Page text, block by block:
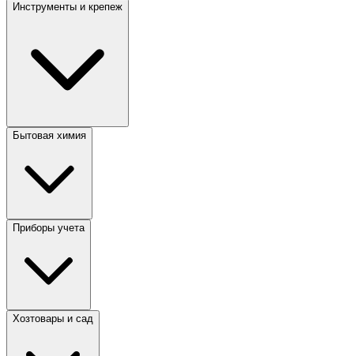
Инструменты и крепеж
Бытовая химия
Приборы учета
Хозтовары и сад